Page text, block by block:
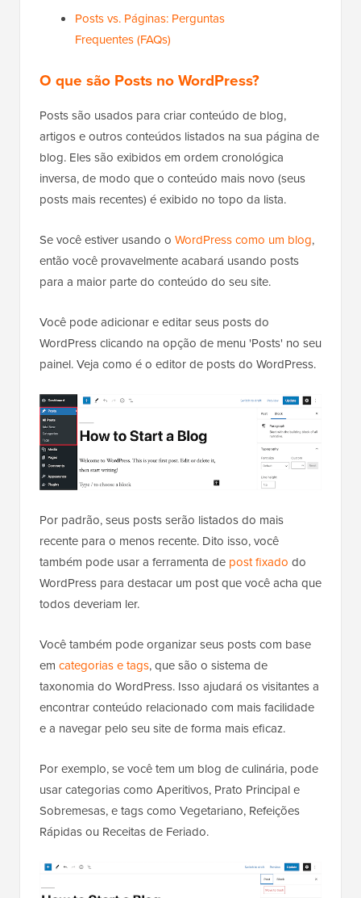
Posts vs. Páginas: Perguntas
Frequentes (FAQs)
O que são Posts no WordPress?
Posts são usados para criar conteúdo de blog,
artigos e outros conteúdos listados na sua página de
blog. Eles são exibidos em ordem cronológica
inversa, de modo que o conteúdo mais novo (seus
posts mais recentes) é exibido no topo da lista.
Se você estiver usando o WordPress como um blog,
então você provavelmente acabará usando posts
para a maior parte do conteúdo do seu site.
Você pode adicionar e editar seus posts do
WordPress clicando na opção de menu 'Posts' no seu
painel. Veja como é o editor de posts do WordPress.
Por padrão, seus posts serão listados do mais
recente para o menos recente. Dito isso, você
também pode usar a ferramenta de post fixado do
WordPress para destacar um post que você acha que
todos deveriam ler.
Você também pode organizar seus posts com base
em categorias e tags, que são o sistema de
taxonomia do WordPress. Isso ajudará os visitantes a
encontrar conteúdo relacionado com mais facilidade
e a navegar pelo seu site de forma mais eficaz.
Por exemplo, se você tem um blog de culinária, pode
usar categorias como Aperitivos, Prato Principal e
Sobremesas, e tags como Vegetariano, Refeições
Rápidas ou Receitas de Feriado.